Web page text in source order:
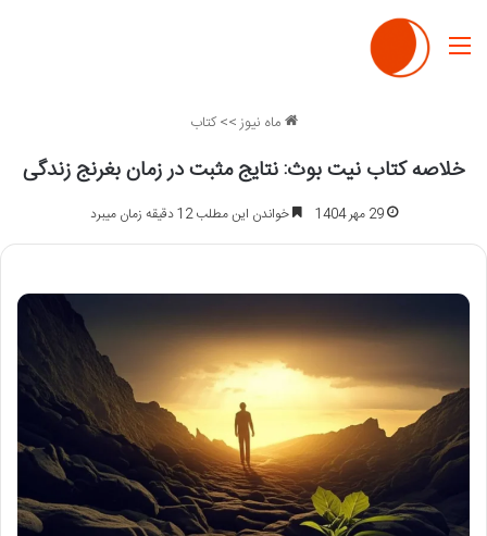
منو
ماه نیوز>> کتاب
خلاصه کتاب نیت بوث: نتایج مثبت در زمان بغرنج زندگی
29 مهر 1404 خواندن این مطلب 12 دقیقه زمان میبرد